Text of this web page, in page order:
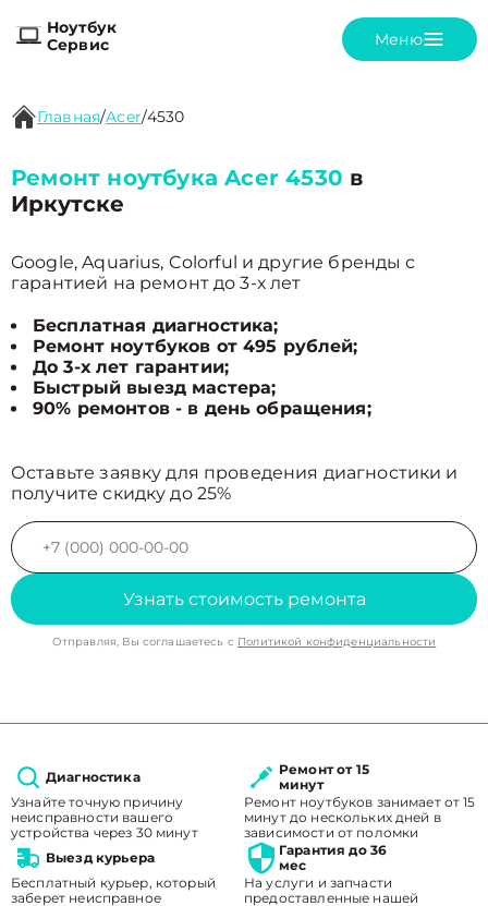
Ноутбук
Сервис
Меню
Главная/Acer/4530
Ремонт ноутбука Acer 4530 в
Иркутске
Google, Aquarius, Colorful и другие бренды с
гарантией на ремонт до 3-х лет
Бесплатная диагностика;
Ремонт ноутбуков от 495 рублей;
До 3-х лет гарантии;
Быстрый выезд мастера;
90% ремонтов - в день обращения;
Оставьте заявку для проведения диагностики и
получите скидку до 25%
Узнать стоимость ремонта
Отправляя, Вы соглашаетесь с Политикой конфиденциальности
Диагностика
Узнайте точную причину
неисправности вашего
устройства через 30 минут
Ремонт от 15
минут
Ремонт ноутбуков занимает от 15
минут до нескольких дней в
зависимости от поломки
Выезд курьера
Бесплатный курьер, который
заберет неисправное
Гарантия до 36
мес
На услуги и запчасти
предоставленные нашей